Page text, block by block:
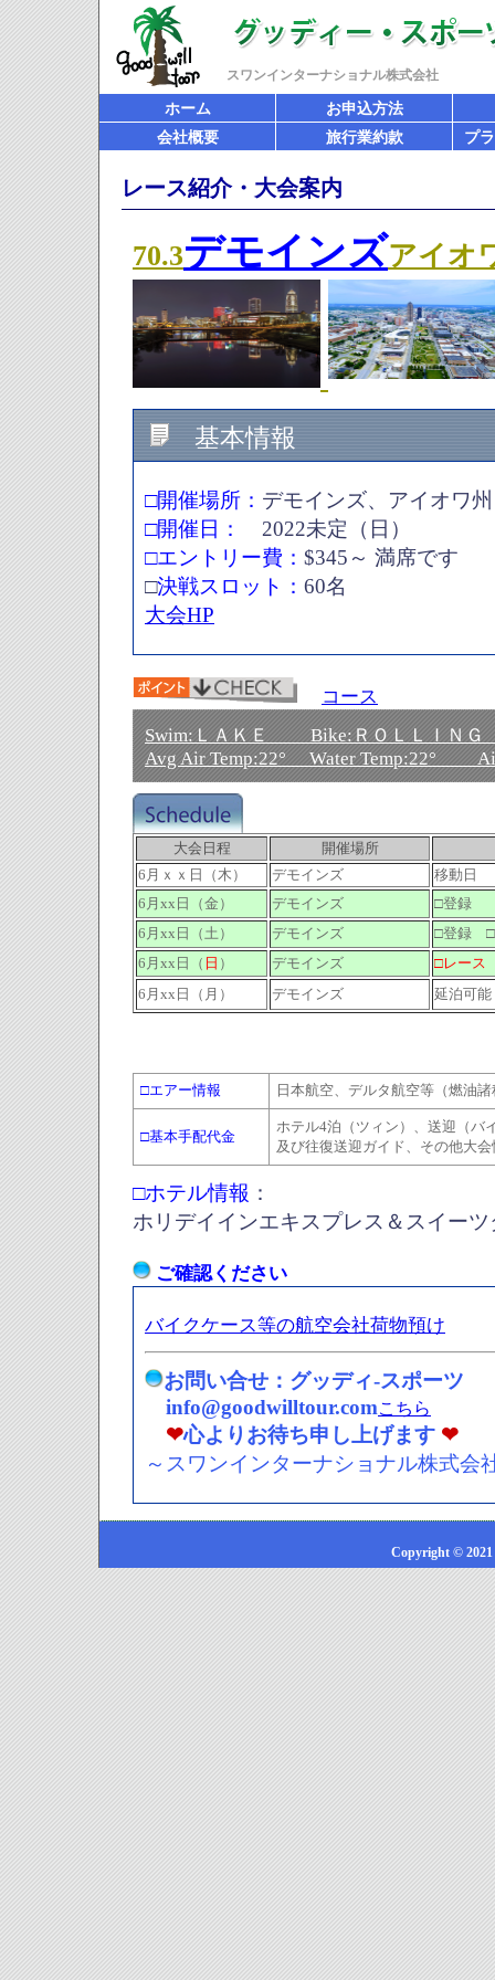
スワンインターナショナル株式会社
ホーム
お申込方法
会社概要
旅行業約款 プ
レース紹介・大会案内
70.3デモインズアイオ
基本情報
□開催場所： デモインズ、アイオワ州
□開催日：
2022未定（日）
□エントリー費： $345～ 満席です
□決戦スロット： 60名
大会HP
コース
Swim:ＬＡＫＥ Bike:ＲＯＬＬＩＮ
Avg Air Temp:22° Water Temp:22°
大会日程
開催場所
6月ｘｘ日（木）
デモインズ
移動日
6月xx日（金）
デモインズ
□登録
6月xx日（土）
デモインズ
□登録 □
6月xx日（ 日 ） デモインズ □レース
6月xx日（月）
デモインズ 延泊可能
□エアー情報 日本航空、デルタ航空等（燃油
□基本手配代金
ホテル4泊（ツィン）、送迎（バ
及び往復送迎ガイド、その他大会
□ホテル情報 ：
ホリデイインエキスプレス＆スイー
ご確認ください
バイクケース等の航空会社荷物預け
お問い合せ：グッディ-スポーツ
info@goodwilltour.comこちら
❤心よりお待ち申し上げます ❤
～スワンインターナショナル株式会
Copyright © 2021